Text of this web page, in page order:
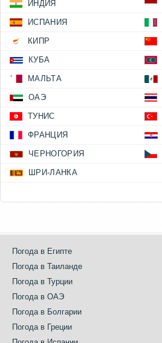
ИНДИЯ
ИСПАНИЯ
КИПР
КУБА
МАЛЬТА
ОАЭ
ТУНИС
ФРАНЦИЯ
ЧЕРНОГОРИЯ
ШРИ-ЛАНКА
Погода в Египте
Погода в Таиланде
Погода в Турции
Погода в ОАЭ
Погода в Болгарии
Погода в Греции